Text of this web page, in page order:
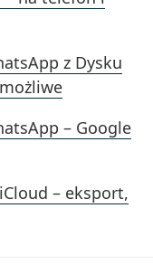
z Dysku
– Google
– eksport,